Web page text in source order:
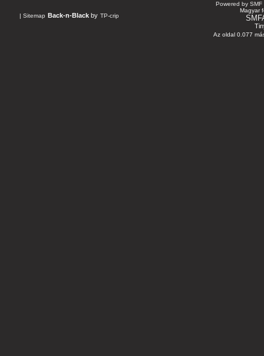
| Sitemap Back-n-Black by TP-crip
Powered by SMF
Magyar
Az oldal 0.077